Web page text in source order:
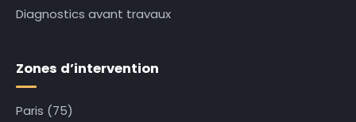
Diagnostics avant travaux
Zones d’intervention
Paris (75)